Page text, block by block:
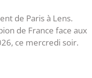
de Paris à Lens.
de France face aux
ce mercredi soir.